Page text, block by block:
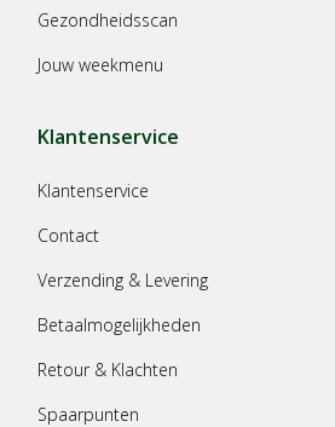
Gezondheidsscan
Jouw weekmenu
Klantenservice
Klantenservice
Contact
Verzending & Levering
Betaalmogelijkheden
Retour & Klachten
Spaarpunten